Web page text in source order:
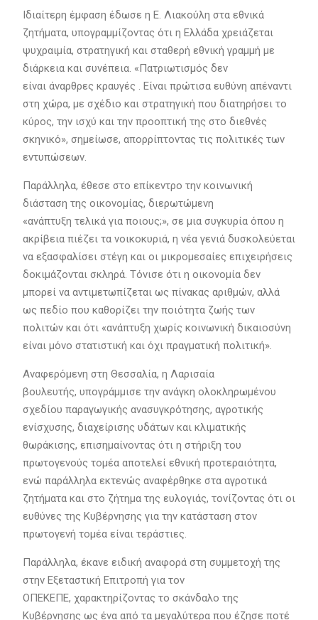
Ιδιαίτερη έμφαση έδωσε η Ε. Λιακούλη στα εθνικά
ζητήματα, υπογραμμίζοντας ότι η Ελλάδα χρειάζεται
ψυχραιμία, στρατηγική και σταθερή εθνική γραμμή με
διάρκεια και συνέπεια. «Πατριωτισμός δεν
είναι άναρθρες κραυγές . Είναι πρώτισα ευθύνη απέναντι
στη χώρα, με σχέδιο και στρατηγική που διατηρήσει το
κύρος, την ισχύ και την προοπτική της στο διεθνές
σκηνικό», σημείωσε, απορρίπτοντας τις πολιτικές των
εντυπώσεων.
Παράλληλα, έθεσε στο επίκεντρο την κοινωνική
διάσταση της οικονομίας, διερωτώμενη
«ανάπτυξη τελικά για ποιους;», σε μια συγκυρία όπου η
ακρίβεια πιέζει τα νοικοκυριά, η νέα γενιά δυσκολεύεται
να εξασφαλίσει στέγη και οι μικρομεσαίες επιχειρήσεις
δοκιμάζονται σκληρά. Τόνισε ότι η οικονομία δεν
μπορεί να αντιμετωπίζεται ως πίνακας αριθμών, αλλά
ως πεδίο που καθορίζει την ποιότητα ζωής των
πολιτών και ότι «ανάπτυξη χωρίς κοινωνική δικαιοσύνη
είναι μόνο στατιστική και όχι πραγματική πολιτική».
Αναφερόμενη στη Θεσσαλία, η Λαρισαία
βουλευτής, υπογράμμισε την ανάγκη ολοκληρωμένου
σχεδίου παραγωγικής ανασυγκρότησης, αγροτικής
ενίσχυσης, διαχείρισης υδάτων και κλιματικής
θωράκισης, επισημαίνοντας ότι η στήριξη του
πρωτογενούς τομέα αποτελεί εθνική προτεραιότητα,
ενώ παράλληλα εκτενώς αναφέρθηκε στα αγροτικά
ζητήματα και στο ζήτημα της ευλογιάς, τονίζοντας ότι οι
ευθύνες της Κυβέρνησης για την κατάσταση στον
πρωτογενή τομέα είναι τεράστιες.
Παράλληλα, έκανε ειδική αναφορά στη συμμετοχή της
στην Εξεταστική Επιτροπή για τον
ΟΠΕΚΕΠΕ, χαρακτηρίζοντας το σκάνδαλο της
Κυβέρνησης ως ένα από τα μεγαλύτερα που έζησε ποτέ